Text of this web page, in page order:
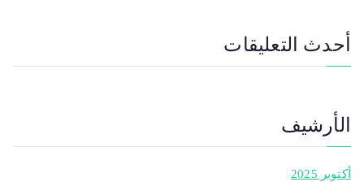
أحدث التعليقات
الأرشيف
أكتوبر 2025